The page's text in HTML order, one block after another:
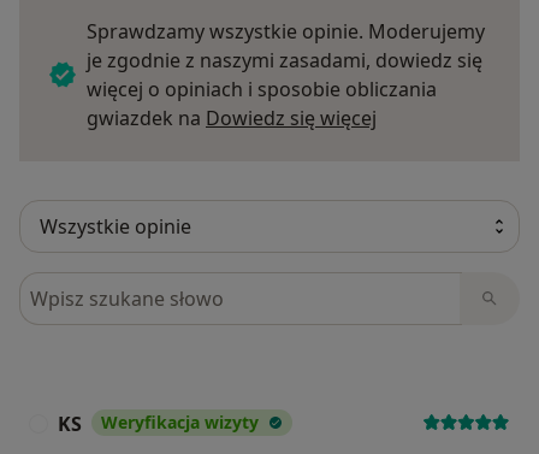
Sprawdzamy wszystkie opinie. Moderujemy
je zgodnie z naszymi zasadami, dowiedz się
więcej o opiniach i sposobie obliczania
gwiazdek na Dowiedz się więcej
Szukaj w opiniach
KS Weryfikacja wizyty